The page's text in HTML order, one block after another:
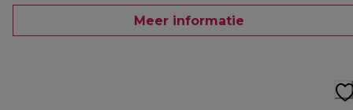
Meer informatie